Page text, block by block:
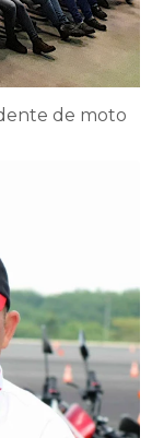
de moto